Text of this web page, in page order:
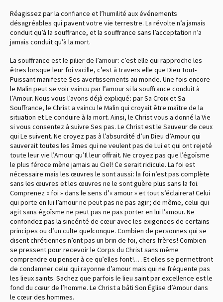
Réagissez par la confiance et l’humilité aux événements
désagréables qui pavent votre vie terrestre. La révolte n’a jamais
conduit qu’à la souffrance, et la souffrance sans l’acceptation n’a
jamais conduit qu’à la mort.
La souffrance est le pilier de l’amour : c’est elle qui rapproche les
êtres lorsque leur foi vacille, c’est à travers elle que Dieu Tout-
Puissant manifeste Ses avertissements au monde. Une fois encore
le Malin peut se voir vaincu par l’amour si la souffrance conduit à
l’Amour. Nous vous l’avons déjà expliqué : par Sa Croix et Sa
Souffrance, le Christ a vaincu le Malin qui croyait être maître de la
situation et Le conduire à la mort. Ainsi, le Christ vous a donné la Vie
si vous consentez à suivre Ses pas. Le Christ est le Sauveur de ceux
qui Le suivent. Ne croyez pas à l’absurdité d’un Dieu d’Amour qui
sauverait toutes les âmes qui ne veulent pas de Lui et qui ont rejeté
toute leur vie l’Amour qu’Il leur offrait. Ne croyez pas que l’égoïsme
le plus féroce mène jamais au Ciel ! Ce serait ridicule. La foi est
nécessaire mais les œuvres le sont aussi : la foi n’est pas complète
sans les œuvres et les œuvres ne le sont guère plus sans la foi.
Comprenez « foi » dans le sens d’« amour » et tout s’éclairera ! Celui
qui porte en lui l’amour ne peut pas ne pas agir ; de même, celui qui
agit sans égoïsme ne peut pas ne pas porter en lui l’amour. Ne
confondez pas la sincérité de cœur avec les exigences de certains
principes ou d’un culte quelconque. Combien de personnes qui se
disent chrétiennes n’ont pas un brin de foi, chers frères ! Combien
se pressent pour recevoir le Corps du Christ sans même
comprendre ou penser à ce qu’elles font !.… Et elles se permettront
de condamner celui qui rayonne d’amour mais qui ne fréquente pas
les lieux saints. Sachez que parfois le lieu saint par excellence est le
fond du cœur de l’homme. Le Christ a bâti Son Église d’Amour dans
le cœur des hommes.